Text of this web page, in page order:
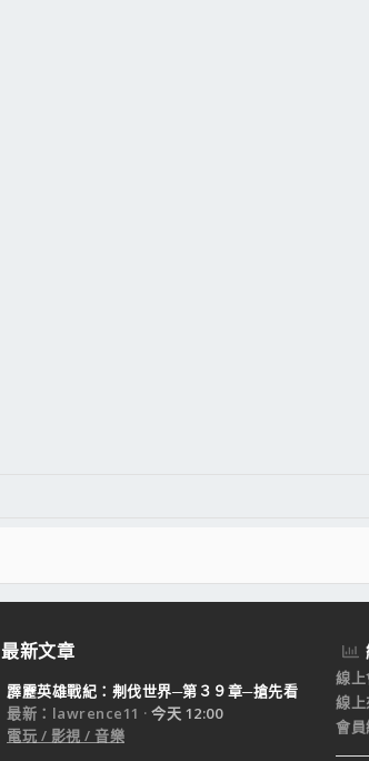
最新文章
霹靂英雄戰紀：刜伐世界─第３９章─搶先看
最新：lawrence11
今天 12:00
電玩 / 影視 / 音樂
線上
線
會